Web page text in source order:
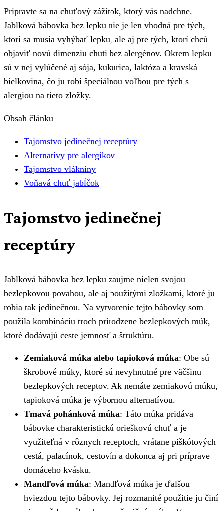
Pripravte sa na chuťový zážitok, ktorý vás nadchne.
Jablková bábovka bez lepku nie je len vhodná pre tých,
ktorí sa musia vyhýbať lepku, ale aj pre tých, ktorí chcú
objaviť novú dimenziu chuti bez alergénov. Okrem lepku
sú v nej vylúčené aj sója, kukurica, laktóza a kravská
bielkovina, čo ju robí špeciálnou voľbou pre tých s
alergiou na tieto zložky.
Obsah článku
Tajomstvo jedinečnej receptúry
Alternatívy pre alergikov
Tajomstvo vlákniny
Voňavá chuť jabĺčok
Tajomstvo jedinečnej
receptúry
Jablková bábovka bez lepku zaujme nielen svojou
bezlepkovou povahou, ale aj použitými zložkami, ktoré ju
robia tak jedinečnou. Na vytvorenie tejto bábovky som
použila kombináciu troch prirodzene bezlepkových múk,
ktoré dodávajú ceste jemnosť a štruktúru.
Zemiaková múka alebo tapioková múka: Obe sú
škrobové múky, ktoré sú nevyhnutné pre väčšinu
bezlepkových receptov. Ak nemáte zemiakovú múku,
tapioková múka je výbornou alternatívou.
Tmavá pohánková múka: Táto múka pridáva
bábovke charakteristickú orieškovú chuť a je
využiteľná v rôznych receptoch, vrátane piškótových
cestá, palacínok, cestovín a dokonca aj pri príprave
domáceho kvásku.
Mandľová múka: Mandľová múka je ďalšou
hviezdou tejto bábovky. Jej rozmanité použitie ju činí